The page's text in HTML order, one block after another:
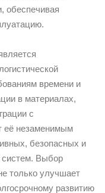
обеспечивая
времени и
в материалах,
с
её незаменимым
безопасных и
систем. Выбор
только улучшает
развитию